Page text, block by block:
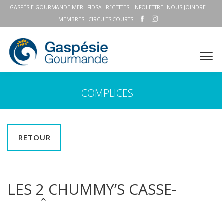
GASPÉSIE GOURMANDE MER FIDSA RECETTES INFOLETTRE
NOUS JOINDRE
MEMBRES
CIRCUITS COURTS
COMPLICES
RETOUR
LES 2 CHUMMY’S CASSE-